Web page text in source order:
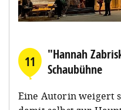
11
"Hannah
Schaubühne
Eine Autorin weigert